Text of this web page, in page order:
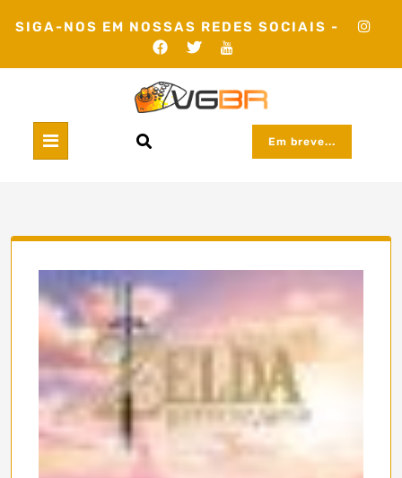
SIGA-NOS EM NOSSAS REDES SOCIAIS -
Em breve...